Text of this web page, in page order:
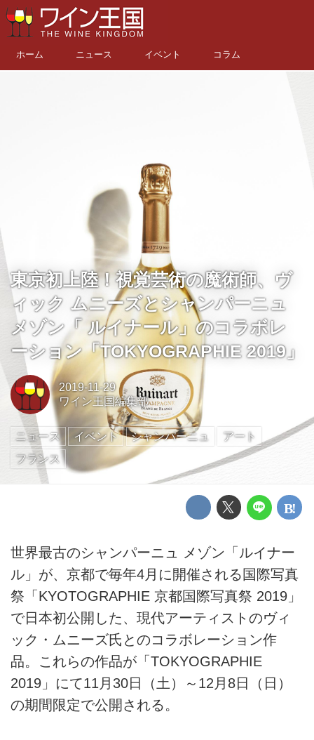
ホーム ニュース イベント コラム
東京初上陸！視覚芸術の魔術師、ヴ
ィック ムニーズとシャンパーニュ
メゾン「 ルイナール」のコラボレ
ーション「TOKYOGRAPHIE 2019」
2019-11-29
ワイン王国編集部
ニュース イベント シャンパーニュ
アート
フランス
世界最古のシャンパーニュ メゾン「ルイナー
ル」が、京都で毎年4月に開催される国際写真
祭「KYOTOGRAPHIE 京都国際写真祭 2019」
で日本初公開した、現代アーティストのヴィ
ック・ムニーズ氏とのコラボレーション作
品。これらの作品が「TOKYOGRAPHIE
2019」にて11月30日（土）～12月8日（日）
の期間限定で公開される。